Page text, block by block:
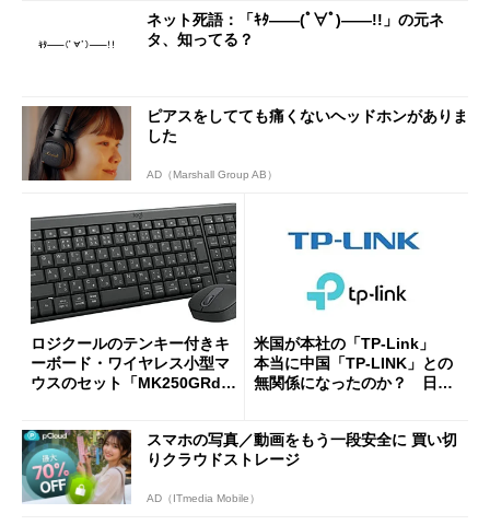
ネット死語：「ｷﾀ――(ﾟ∀ﾟ)――!!」の元ネ
タ、知ってる？
ピアスをしてても痛くないヘッドホンがありま
した
AD（Marshall Group AB）
ロジクールのテンキー付きキ
ーボード・ワイヤレス小型マ
ウスのセット「MK250GRd」
米国が本社の「TP-Link」
本当に中国「TP-LINK」との
無関係になったのか？ 日本
スマホの写真／動画をもう一段安全に 買い切
りクラウドストレージ
AD（ITmedia Mobile）